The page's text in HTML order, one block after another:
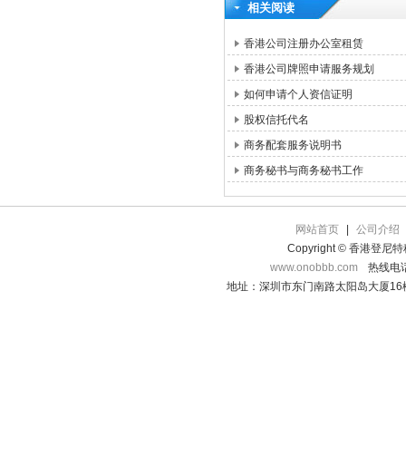
相关阅读
香港公司注册办公室租赁
香港公司牌照申请服务规划
如何申请个人资信证明
股权信托代名
商务配套服务说明书
商务秘书与商务秘书工作
网站首页
公司介绍
Copyright © 香港登尼特
www.onobbb.com
热线电
地址：深圳市东门南路太阳岛大厦